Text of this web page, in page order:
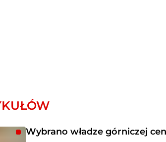
Wybrano władze górniczej